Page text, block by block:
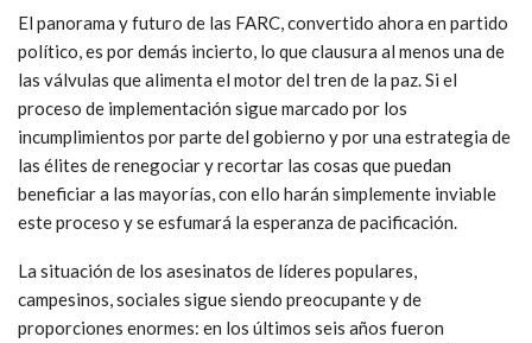
El panorama y futuro de las FARC, convertido ahora en partido
político, es por demás incierto, lo que clausura al menos una de
las válvulas que alimenta el motor del tren de la paz. Si el
proceso de implementación sigue marcado por los
incumplimientos por parte del gobierno y por una estrategia de
las élites de renegociar y recortar las cosas que puedan
beneficiar a las mayorías, con ello harán simplemente inviable
este proceso y se esfumará la esperanza de pacificación.
La situación de los asesinatos de líderes populares,
campesinos, sociales sigue siendo preocupante y de
proporciones enormes: en los últimos seis años fueron